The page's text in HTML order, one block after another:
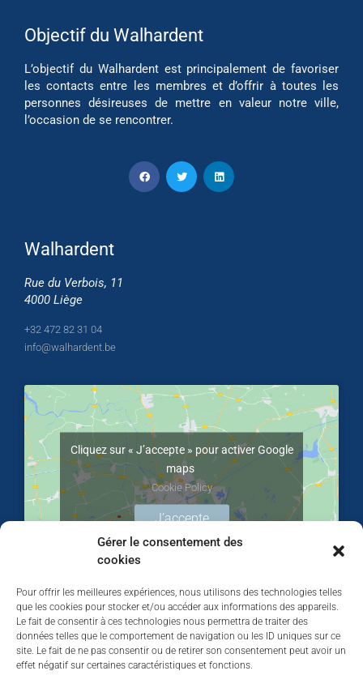
Gérer le consentement des
cookies
Pour offrir les meilleures expériences, nous utilisons des technologies telles
que les cookies pour stocker et/ou accéder aux informations des appareils.
Le fait de consentir à ces technologies nous permettra de traiter des
données telles que le comportement de navigation ou les ID uniques sur ce
site. Le fait de ne pas consentir ou de retirer son consentement peut avoir un
effet négatif sur certaines caractéristiques et fonctions.
Objectif du Walhardent
L’objectif du Walhardent est principalement de favoriser
les contacts entre les membres et d’offrir à toutes les
personnes désireuses de mettre en valeur notre ville,
l’occasion de se rencontrer.
Walhardent
Rue du Verbois, 11
4000 Liège
+32 472 82 31 04
info@walhardent.be
Cliquez sur « J’accepte » pour activer Google
maps
Cookie Policy
J’accepte